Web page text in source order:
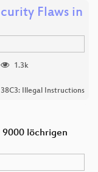
Flaws in
1.3k
38C3: Illegal Instructions
9000 löchrigen